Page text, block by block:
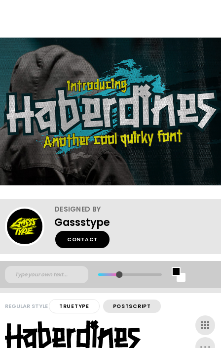
DESIGNED BY
Gassstype
CONTACT
REGULAR STYLE TRUETYPE POSTSCRIPT